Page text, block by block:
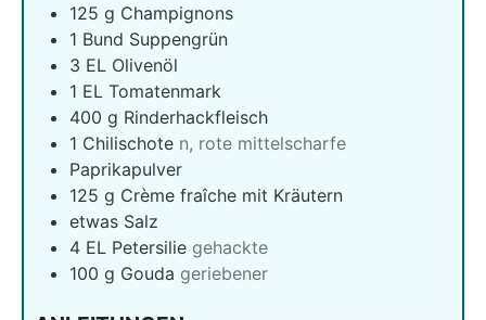
125 g Champignons
1 Bund Suppengrün
3 EL Olivenöl
1 EL Tomatenmark
400 g Rinderhackfleisch
1 Chilischote n, rote mittelscharfe
Paprikapulver
125 g Crème fraîche mit Kräutern
etwas Salz
4 EL Petersilie gehackte
100 g Gouda geriebener